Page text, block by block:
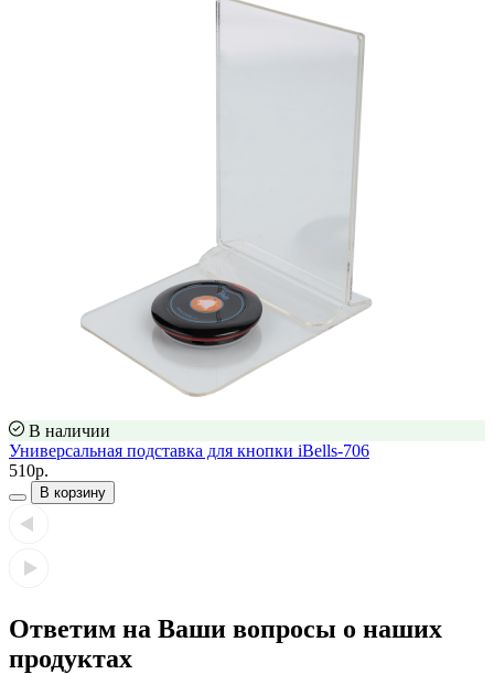
В наличии
Универсальная подставка для кнопки iBells-706
510р.
В корзину
Ответим на Ваши вопросы о наших
продуктах